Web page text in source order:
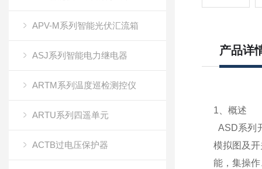
APV-M系列智能光伏汇流箱
ASJ系列智能电力继电器
ARTM系列温度巡检测控仪
ARTU系列四遥单元
ACTB过电压保护器
产品详
1、概述
ASD系列
模拟图及
能，集操